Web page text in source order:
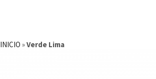
INICIO »Verde Lima